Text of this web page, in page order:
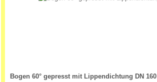
Bogen 60° gepresst mit Lippendichtung DN 160